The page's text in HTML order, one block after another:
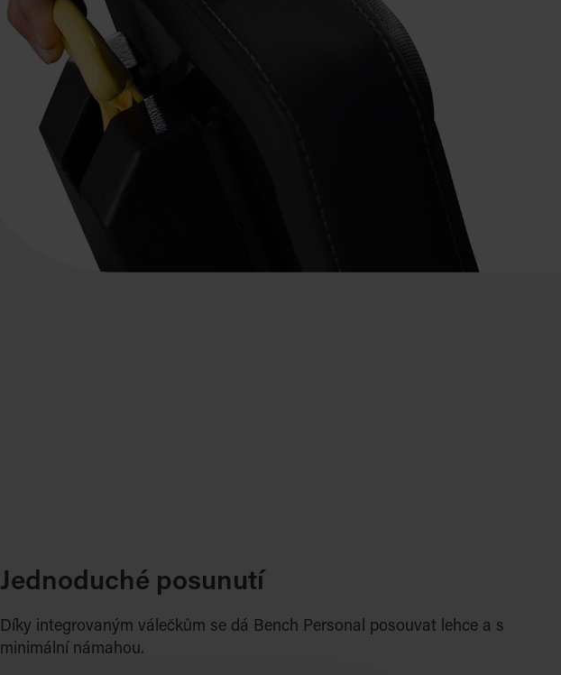
Jednoduché posunutí
Díky integrovaným válečkům se dá Bench Personal posouvat lehce a s
minimální námahou.